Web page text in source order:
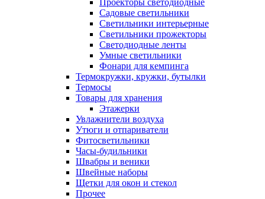
Проекторы светодиодные
Садовые светильники
Светильники интерьерные
Светильники прожекторы
Светодиодные ленты
Умные светильники
Фонари для кемпинга
Термокружки, кружки, бутылки
Термосы
Товары для хранения
Этажерки
Увлажнители воздуха
Утюги и отпариватели
Фитосветильники
Часы-будильники
Швабры и веники
Швейные наборы
Щетки для окон и стекол
Прочее